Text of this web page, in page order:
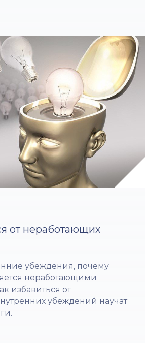
от неработающих
убеждения, почему
неработающими
избавиться от
убеждений научат